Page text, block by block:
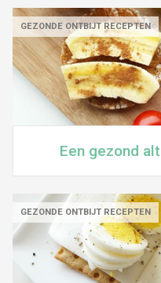
GEZONDE ONTBIJT RECEPTEN
Een gezond
GEZONDE ONTBIJT RECEPTEN